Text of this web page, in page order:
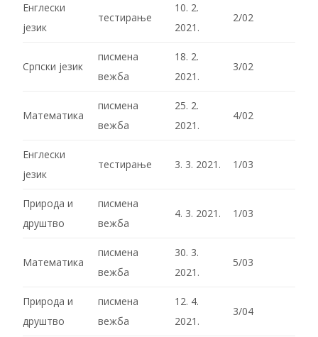
Енглески
језик
тестирање
10. 2.
2021.
2/02
Српски језик
писмена
вежба
18. 2.
2021.
3/02
Математика
писмена
вежба
25. 2.
2021.
4/02
Енглески
језик
тестирање 3. 3. 2021. 1/03
Природа и
друштво
писмена
вежба
4. 3. 2021. 1/03
Математика
писмена
вежба
30. 3.
2021.
5/03
Природа и
друштво
писмена
вежба
12. 4.
2021.
3/04